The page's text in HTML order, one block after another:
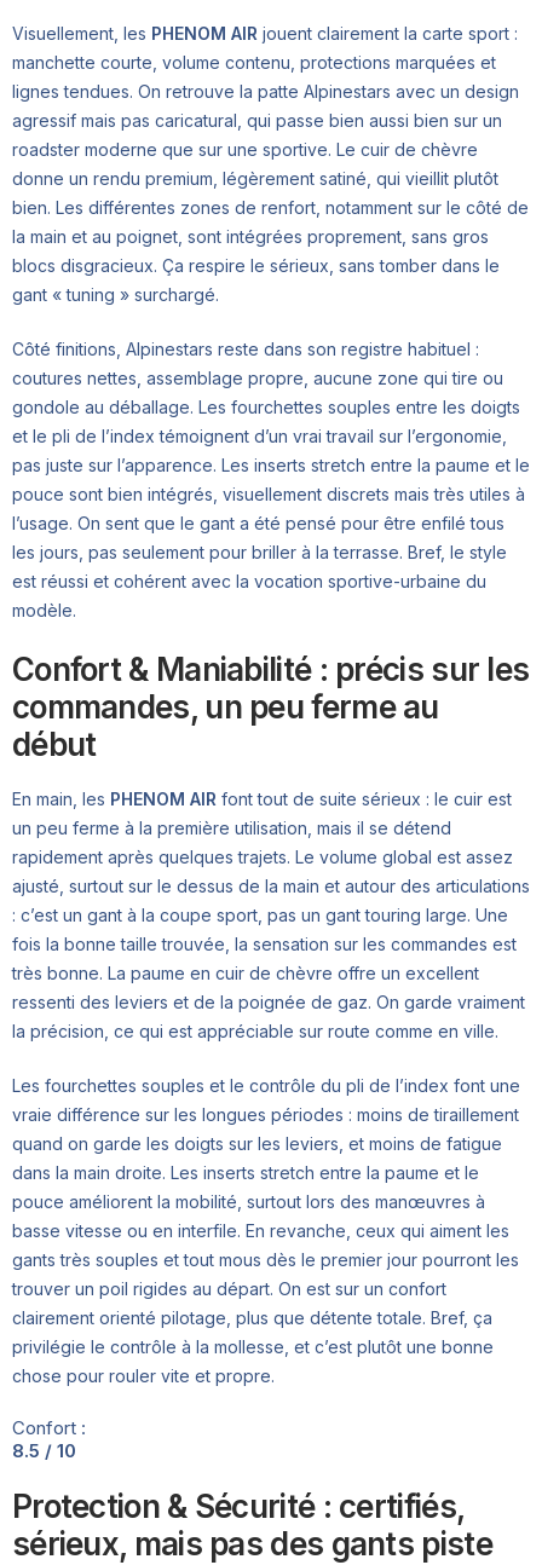
Visuellement, les PHENOM AIR jouent clairement la carte sport :
manchette courte, volume contenu, protections marquées et
lignes tendues. On retrouve la patte Alpinestars avec un design
agressif mais pas caricatural, qui passe bien aussi bien sur un
roadster moderne que sur une sportive. Le cuir de chèvre
donne un rendu premium, légèrement satiné, qui vieillit plutôt
bien. Les différentes zones de renfort, notamment sur le côté de
la main et au poignet, sont intégrées proprement, sans gros
blocs disgracieux. Ça respire le sérieux, sans tomber dans le
gant « tuning » surchargé.
Côté finitions, Alpinestars reste dans son registre habituel :
coutures nettes, assemblage propre, aucune zone qui tire ou
gondole au déballage. Les fourchettes souples entre les doigts
et le pli de l’index témoignent d’un vrai travail sur l’ergonomie,
pas juste sur l’apparence. Les inserts stretch entre la paume et le
pouce sont bien intégrés, visuellement discrets mais très utiles à
l’usage. On sent que le gant a été pensé pour être enfilé tous
les jours, pas seulement pour briller à la terrasse. Bref, le style
est réussi et cohérent avec la vocation sportive-urbaine du
modèle.
Confort & Maniabilité : précis sur les
commandes, un peu ferme au
début
En main, les PHENOM AIR font tout de suite sérieux : le cuir est
un peu ferme à la première utilisation, mais il se détend
rapidement après quelques trajets. Le volume global est assez
ajusté, surtout sur le dessus de la main et autour des articulations
: c’est un gant à la coupe sport, pas un gant touring large. Une
fois la bonne taille trouvée, la sensation sur les commandes est
très bonne. La paume en cuir de chèvre offre un excellent
ressenti des leviers et de la poignée de gaz. On garde vraiment
la précision, ce qui est appréciable sur route comme en ville.
Les fourchettes souples et le contrôle du pli de l’index font une
vraie différence sur les longues périodes : moins de tiraillement
quand on garde les doigts sur les leviers, et moins de fatigue
dans la main droite. Les inserts stretch entre la paume et le
pouce améliorent la mobilité, surtout lors des manœuvres à
basse vitesse ou en interfile. En revanche, ceux qui aiment les
gants très souples et tout mous dès le premier jour pourront les
trouver un poil rigides au départ. On est sur un confort
clairement orienté pilotage, plus que détente totale. Bref, ça
privilégie le contrôle à la mollesse, et c’est plutôt une bonne
chose pour rouler vite et propre.
Confort :
8.5 / 10
Protection & Sécurité : certifiés,
sérieux, mais pas des gants piste